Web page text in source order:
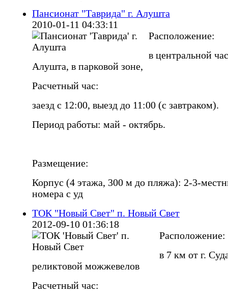
Пансионат "Таврида" г. Алушта
2010-01-11 04:33:11
Расположение:
в центральной
Алушта, в парковой зоне,
Расчетный час:
заезд с 12:00, выезд до 11:00 (с завтраком).
Период работы: май - октябрь.
Размещение:
Корпус (4 этажа, 300 м до пляжа): 2-3-
номера с уд
ТОК "Новый Свет" п. Новый Свет
2012-09-10 01:36:18
Расположение:
в 7 км от г.
реликтовой можжевелов
Расчетный час: